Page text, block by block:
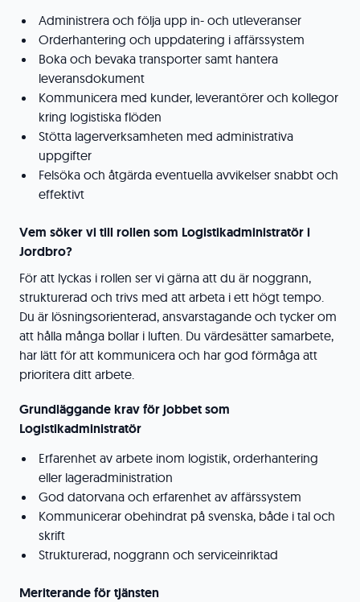
Administrera och följa upp in- och utleveranser
Orderhantering och uppdatering i affärssystem
Boka och bevaka transporter samt hantera
leveransdokument
Kommunicera med kunder, leverantörer och kollegor
kring logistiska flöden
Stötta lagerverksamheten med administrativa
uppgifter
Felsöka och åtgärda eventuella avvikelser snabbt och
effektivt
Vem söker vi till rollen som Logistikadministratör i
Jordbro?
För att lyckas i rollen ser vi gärna att du är noggrann,
strukturerad och trivs med att arbeta i ett högt tempo.
Du är lösningsorienterad, ansvarstagande och tycker om
att hålla många bollar i luften. Du värdesätter samarbete,
har lätt för att kommunicera och har god förmåga att
prioritera ditt arbete.
Grundläggande krav för jobbet som
Logistikadministratör
Erfarenhet av arbete inom logistik, orderhantering
eller lageradministration
God datorvana och erfarenhet av affärssystem
Kommunicerar obehindrat på svenska, både i tal och
skrift
Strukturerad, noggrann och serviceinriktad
Meriterande för tjänsten